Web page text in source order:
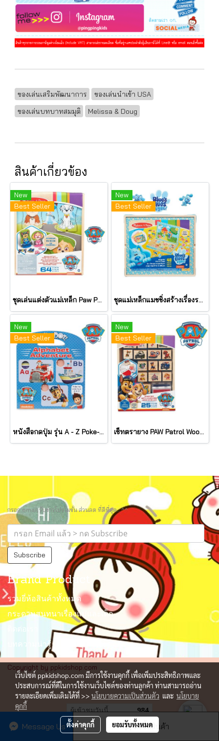
สั่งซื้อสินค้า
Message Us
ของเล่นเสริมพัฒนาการ
ของเล่นนำเข้า USA
ของเล่นบทบาทสมมุติ
Melissa & Doug
สินค้าเกี่ยวข้อง
New
Best Seller
ชุดเล่นแต่งตัวแม่เหล็ก Paw Patrol Magnetic Pretend Play : PAW Patrol รุ่น 33267 ยี่ห้อ Melissa & Doug
New
Best Seller
ชุดแม่เหล็กแมชชิ่งสร้างเรื่องราว Wooden Magnetic Picture Game รุ่น 33012 ยี่ห้อ Melissa & Doug
New
Best Seller
หนังสือกดปุ่ม รุ่น A - Z Poke-A-Dot : Alphabet Adventure รุ่น 33263 ยี่ห้อ Melissa & Doug(
New
Best Seller
เซ็ทตรายาง PAW Patrol Wooden Stamps Activity Set : PAW Patrol รุ่น 33264 ยี่ห้อ Melissa & Doug
กรอก email รับข่าวโปรโมชั่น ส่วนลด ที่ดีที่สุด.. ^^
Subscribe
Brand Product
รวมยี่ห้อสินค้าทั้งหมด
กระดานสนทนาเรื่องแม่และเด็ก
ติดต่อเรา
บทความน่ารู้
Copyright by ppkidshop.com
ผู้เข้าชมวันนี้ 984
Powered by MakeWebEasy.com
เว็บไซต์ ppkidshop.com มีการใช้งานคุกกี้ เพื่อเพิ่มประสิทธิภาพและ
ประสบการณ์ที่ดีในการใช้งานเว็บไซต์ของท่านลูกค้า ท่านสามารถอ่าน
รายละเอียดเพิ่มเติมได้ที่ >> นโยบายความเป็นส่วนตัว และ นโยบาย
คุกกี้
ตั้งค่าคุกกี้ ยอมรับทั้งหมด